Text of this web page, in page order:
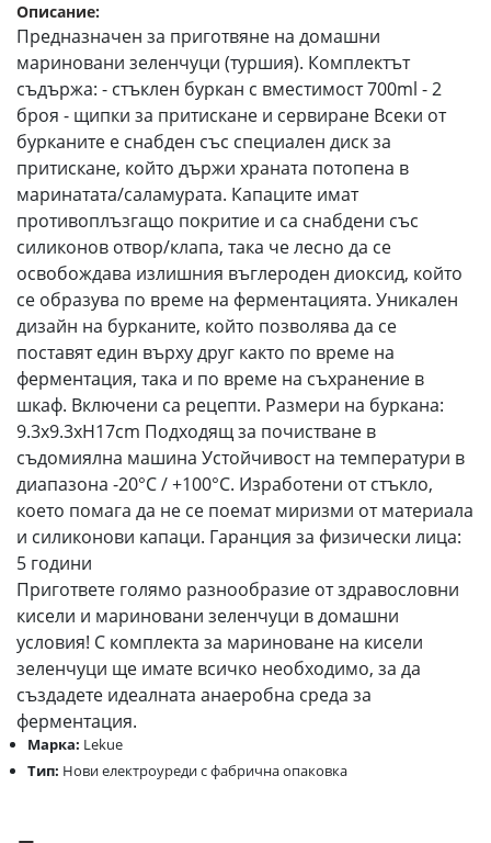
Описание:
Предназначен за приготвяне на домашни
мариновани зеленчуци (туршия). Комплектът
съдържа: - стъклен буркан с вместимост 700ml - 2
броя - щипки за притискане и сервиране Всеки от
бурканите е снабден със специален диск за
притискане, който държи храната потопена в
маринатата/саламурата. Капаците имат
противоплъзгащо покритие и са снабдени със
силиконов отвор/клапа, така че лесно да се
освобождава излишния въглероден диоксид, който
се образува по време на ферментацията. Уникален
дизайн на бурканите, който позволява да се
поставят един върху друг както по време на
ферментация, така и по време на съхранение в
шкаф. Включени са рецепти. Размери на буркана:
9.3x9.3xH17cm Подходящ за почистване в
съдомиялна машина Устойчивост на температури в
диапазона -20°C / +100°C. Изработени от стъкло,
което помага да не се поемат миризми от материала
и силиконови капаци. Гаранция за физически лица:
5 години
Пригответе голямо разнообразие от здравословни
кисели и мариновани зеленчуци в домашни
условия! С комплекта за мариноване на кисели
зеленчуци ще имате всичко необходимо, за да
създадете идеалната анаеробна среда за
ферментация.
Марка: Lekue
Тип: Нови електроуреди с фабрична опаковка